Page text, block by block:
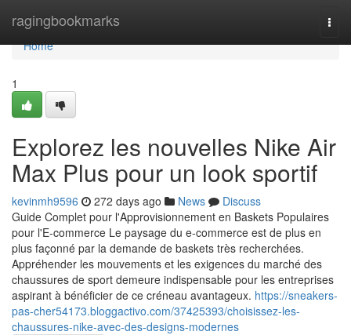
ragingbookmarks
Home
Home
1
Explorez les nouvelles Nike Air
Max Plus pour un look sportif
kevinmh9596 272 days ago News
Discuss
Guide Complet pour l'Approvisionnement en Baskets Populaires
pour l'E-commerce Le paysage du e-commerce est de plus en
plus façonné par la demande de baskets très recherchées.
Appréhender les mouvements et les exigences du marché des
chaussures de sport demeure indispensable pour les entreprises
aspirant à bénéficier de ce créneau avantageux. https://sneakers-
pas-cher54173.bloggactivo.com/37425393/choisissez-les-
chaussures-nike-avec-des-designs-modernes